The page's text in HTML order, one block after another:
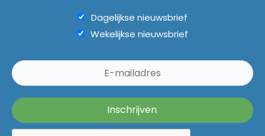
Dagelijkse nieuwsbrief
Wekelijkse nieuwsbrief